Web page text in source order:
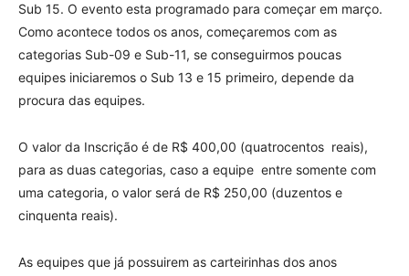
Sub 15. O evento esta programado para começar em março.
Como acontece todos os anos, começaremos com as
categorias Sub-09 e Sub-11, se conseguirmos poucas
equipes iniciaremos o Sub 13 e 15 primeiro, depende da
procura das equipes.
O valor da Inscrição é de R$ 400,00 (quatrocentos reais),
para as duas categorias, caso a equipe entre somente com
uma categoria, o valor será de R$ 250,00 (duzentos e
cinquenta reais).
As equipes que já possuirem as carteirinhas dos anos